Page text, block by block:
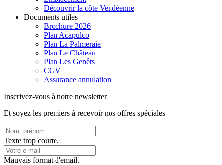
Découvrir la côte Vendéenne
Documents utiles
Brochure 2026
Plan Acapulco
Plan La Palmeraie
Plan Le Château
Plan Les Genêts
CGV
Assurance annulation
Inscrivez-vous à notre newsletter
Et soyez les premiers à recevoir nos offres spéciales
Texte trop courte.
Mauvais format d'email.